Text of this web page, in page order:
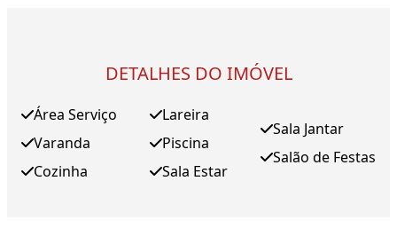
DETALHES DO IMÓVEL
Área Serviço
Varanda
Cozinha
Lareira
Piscina
Sala Estar
Sala Jantar
Salão de Festas